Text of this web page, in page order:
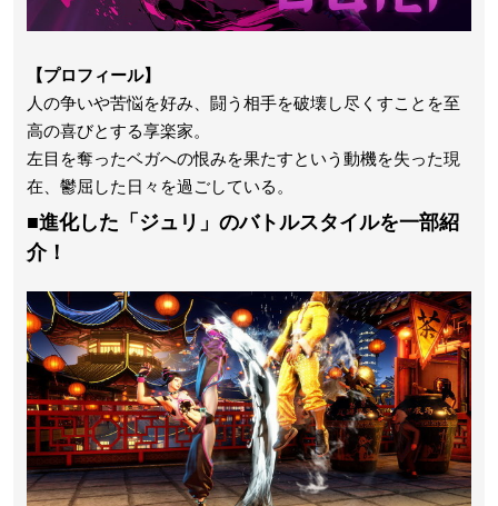
【プロフィール】
人の争いや苦悩を好み、闘う相手を破壊し尽くすことを至
高の喜びとする享楽家。
左目を奪ったベガへの恨みを果たすという動機を失った現
在、鬱屈した日々を過ごしている。
■進化した「ジュリ」のバトルスタイルを一部紹
介！